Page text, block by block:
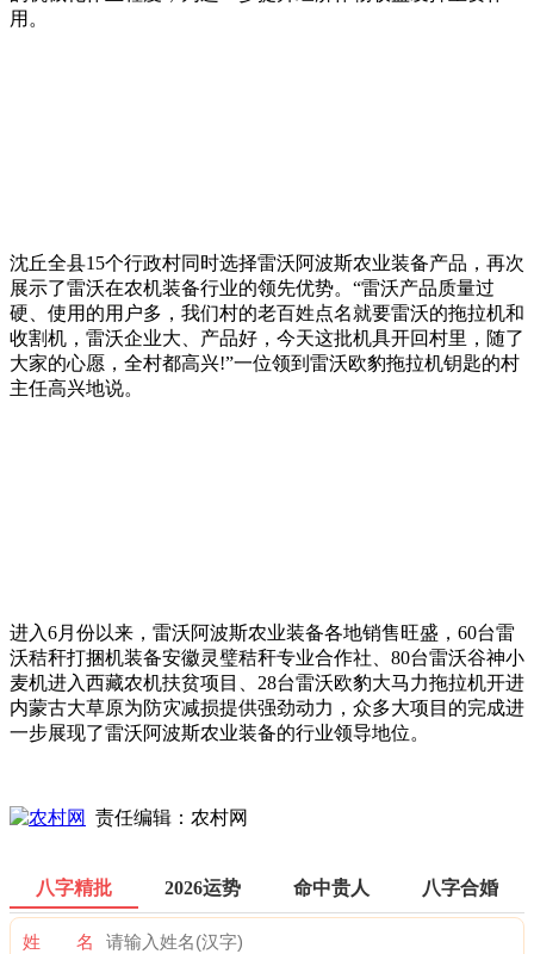
用。
沈丘全县15个行政村同时选择雷沃阿波斯农业装备产品，再次
展示了雷沃在农机装备行业的领先优势。“雷沃产品质量过
硬、使用的用户多，我们村的老百姓点名就要雷沃的拖拉机和
收割机，雷沃企业大、产品好，今天这批机具开回村里，随了
大家的心愿，全村都高兴!”一位领到雷沃欧豹拖拉机钥匙的村
主任高兴地说。
进入6月份以来，雷沃阿波斯农业装备各地销售旺盛，60台雷
沃秸秆打捆机装备安徽灵璧秸秆专业合作社、80台雷沃谷神小
麦机进入西藏农机扶贫项目、28台雷沃欧豹大马力拖拉机开进
内蒙古大草原为防灾减损提供强劲动力，众多大项目的完成进
一步展现了雷沃阿波斯农业装备的行业领导地位。
责任编辑：农村网
八字精批 2026运势 命中贵人 八字合婚
姓 名